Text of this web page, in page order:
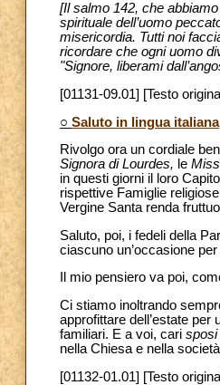
[Il salmo 142, che
spirituale dell’uomo
misericordia. Tutti noi
ricordare che ogni uomo
"Signore, liberami
[01131-09.01] [Testo
○ Saluto in lingua italiana
Rivolgo ora un cordiale
Signora di Lourdes, le
in questi giorni il loro
rispettive Famiglie
Vergine Santa renda
Saluto, poi, i fedeli della
ciascuno un’occasione
Il mio pensiero va poi,
Ci stiamo inoltrando
approfittare dell’estate
familiari. E a voi, cari sposi
nella Chiesa e nella
[01132-01.01] [Testo